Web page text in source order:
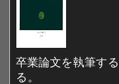
卒業論文を執筆す
る。